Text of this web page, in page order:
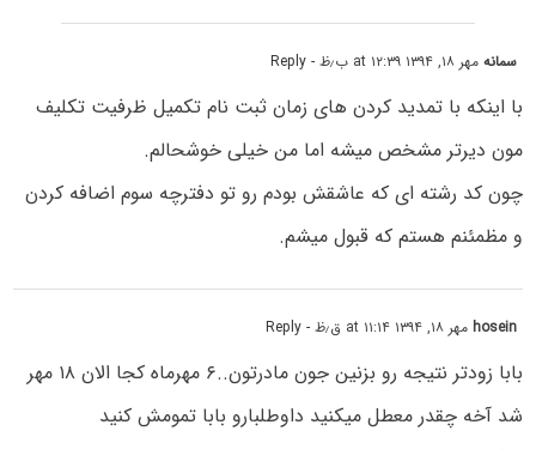
سمانهمهر ۱۸, ۱۳۹۴ at ۱۲:۳۹ ب٫ظ - Reply
با اینکه با تمدید کردن های زمان ثبت نام تکمیل ظرفیت تکلیف
مون دیرتر مشخص میشه اما من خیلی خوشحالم.
چون کد رشته ای که عاشقش بودم رو تو دفترچه سوم اضافه کردن
و مظمئنم هستم که قبول میشم.
hoseinمهر ۱۸, ۱۳۹۴ at ۱۱:۱۴ ق٫ظ - Reply
بابا زودتر نتیجه رو بزنین جون مادرتون..۶ مهرماه کجا الان ۱۸ مهر
شد آخه چقدر معطل میکنید داوطلبارو بابا تمومش کنید